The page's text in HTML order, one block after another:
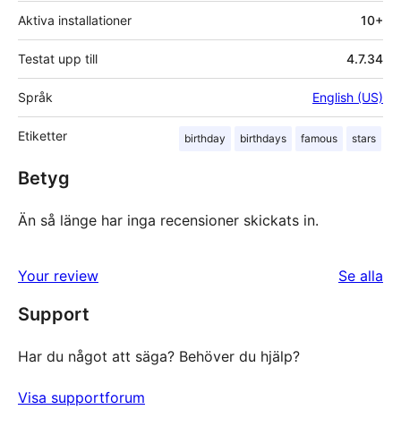
Aktiva installationer 10+
Testat upp till 4.7.34
Språk English (US)
Etiketter birthday birthdays famous stars
Betyg
Än så länge har inga recensioner skickats in.
Your review Se alla
Support
Har du något att säga? Behöver du hjälp?
Visa supportforum